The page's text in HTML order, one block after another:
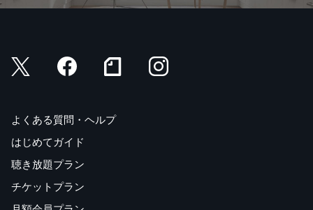
よくある質問・ヘルプ
はじめてガイド
聴き放題プラン
チケットプラン